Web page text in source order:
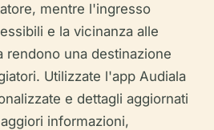
mentre l'ingresso
e la vicinanza alle
rendono una destinazione
Utilizzate l'app Audiala
e dettagli aggiornati
informazioni,